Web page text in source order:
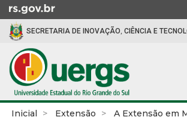
para
conteúdo
para
menu
SECRETARIA DE INOVAÇÃO, CIÊNCIA E
InícioInicial Extensão
A Extensão em